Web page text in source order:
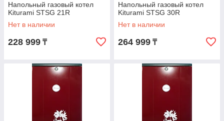
Напольный газовый котел
Kiturami STSG 21R
Нет в наличии
228 999 ₸
Напольный газовый котел
Kiturami STSG 30R
Нет в наличии
264 999 ₸